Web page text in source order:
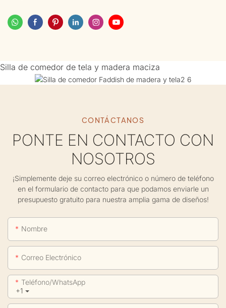
Silla de comedor de tela y madera maciza
CONTÁCTANOS
PONTE EN CONTACTO CON
NOSOTROS
¡Simplemente deje su correo electrónico o número de teléfono
en el formulario de contacto para que podamos enviarle un
presupuesto gratuito para nuestra amplia gama de diseños!
Nombre
Correo Electrónico
+1
Teléfono/WhatsApp